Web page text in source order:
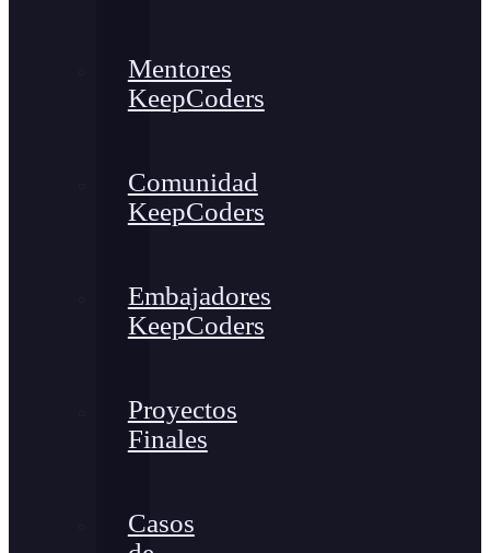
Mentores
KeepCoders
Comunidad
KeepCoders
Embajadores
KeepCoders
Proyectos
Finales
Casos